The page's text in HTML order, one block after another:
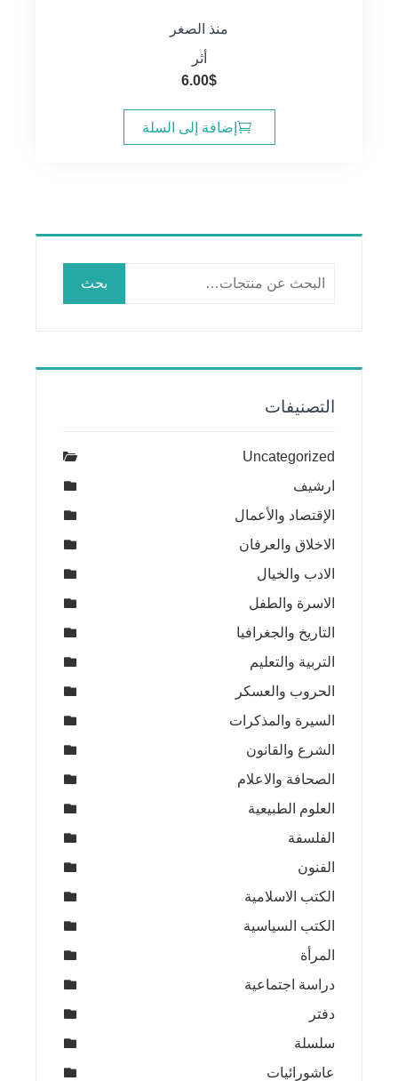
منذ الصغر
أثر
6.00$
إضافة إلى السلة
بحث
التصنيفات
Uncategorized
ارشيف
الإقتصاد والأعمال
الاخلاق والعرفان
الادب والخيال
الاسرة والطفل
التاريخ والجغرافيا
التربية والتعليم
الحروب والعسكر
السيرة والمذكرات
الشرع والقانون
الصحافة والاعلام
العلوم الطبيعية
الفلسفة
الفنون
الكتب الاسلامية
الكتب السياسية
المرأة
دراسة اجتماعية
دفتر
سلسلة
عاشورائيات